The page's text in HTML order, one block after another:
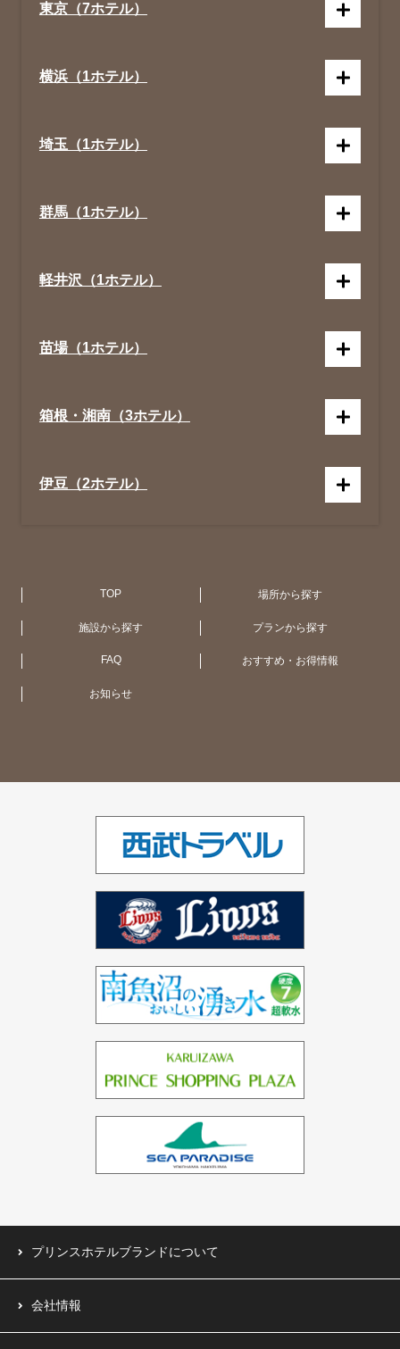
東京（7ホテル）
横浜（1ホテル）
埼玉（1ホテル）
群馬（1ホテル）
軽井沢（1ホテル）
苗場（1ホテル）
箱根・湘南（3ホテル）
伊豆（2ホテル）
大阪（1ホテル）
函館・大沼（1ホテル）
オーストラリア（11ホテル）
ベトナム（1ホテル）
インド（2ホテル）
ドバイ（3ホテル）
バーレーン（1ホテル）
TOP 場所から探す
施設から探す プランから探す
FAQ おすすめ・お得情報
お知らせ
プリンスホテルブランドについて
会社情報